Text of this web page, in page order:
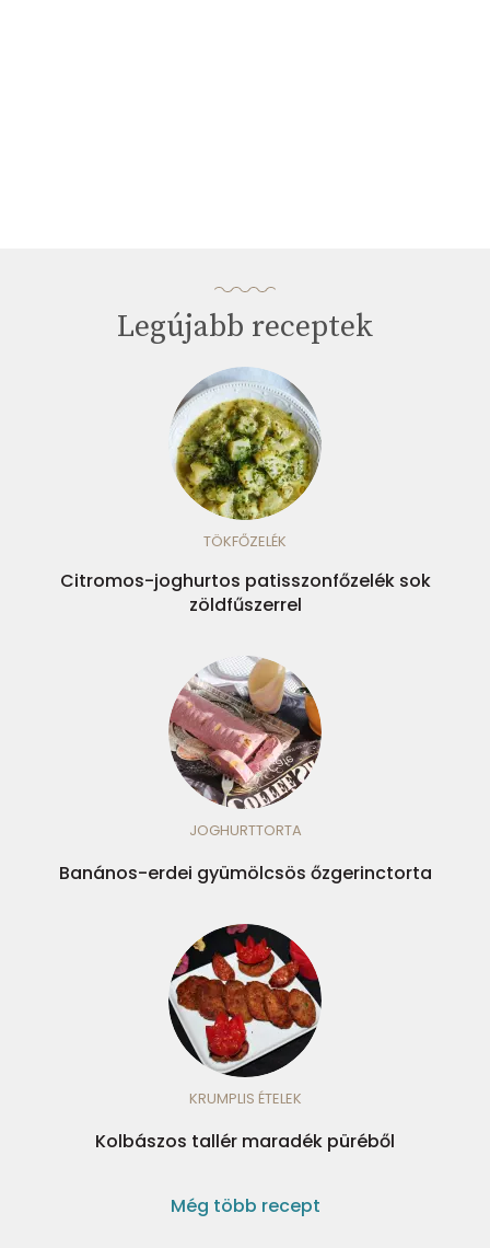
Legújabb receptek
TÖKFŐZELÉK
Citromos-joghurtos patisszonfőzelék sok
zöldfűszerrel
JOGHURTTORTA
Banános-erdei gyümölcsös őzgerinctorta
KRUMPLIS ÉTELEK
Kolbászos tallér maradék püréből
Még több recept